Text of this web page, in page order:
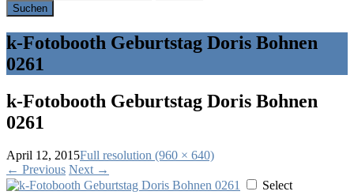
k-Fotobooth Geburtstag Doris Bohnen
0261
k-Fotobooth Geburtstag Doris Bohnen
0261
April 12, 2015Full resolution (960 × 640)
← Previous Next →
Select